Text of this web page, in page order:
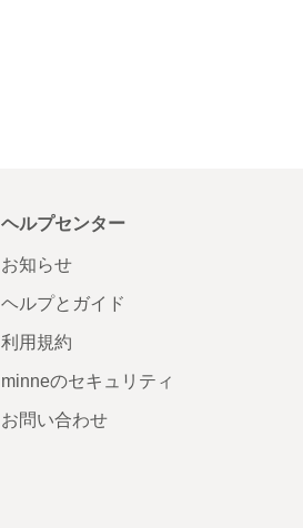
ヘルプセンター
お知らせ
ヘルプとガイド
利用規約
minneのセキュリティ
お問い合わせ